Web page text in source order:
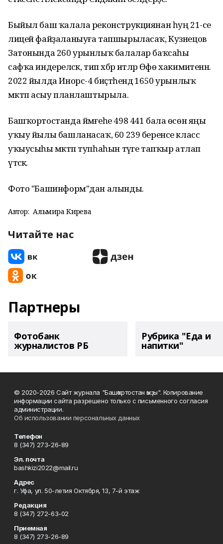
Быйыл баш ҡалала реконструкциянан һуң 21-се
лицей файҙаланыуға тапшырыласаҡ, Кузнецов
Затонында 260 урынлыҡ балалар баҡсаһы
сафҡа индереләсәк, тип хәбәр итәләр Өфө хакимиәтенән.
2022 йылда Инорс-4 биҫтәһендә 1650 урынлыҡ
мәктәп асыу планлаштырыла.
Башҡортостанда йәмғеһе 498 441 бала өсөн яңы
уҡыу йылы башланасаҡ, 60 239 беренсе класс
уҡыусыһы мәктәп тупһаһын тәүге тапҡыр атлап
үтәсәк.
Фото "Башинформ"дан алынды.
Автор: Альмира Кирәева
Читайте нас
Партнеры
Фотобанк
журналистов РБ
Рубрика "Еда и
напитки"
© 2020-2026 Сайт журнала "Башҡортостан ҡыҙы". Копирование
информации сайта разрешено только с письменного согласия
администрации.
Об использовании персональных данных
Телефон
8 (347) 273-26-89
Эл. почта
bashkizi2022@mail.ru
Адрес
г. Уфа, ул. 50-летия Октября, 13, 7-й этаж
Редакция
8 (347) 272-63-02
Приемная
8 (347) 273-26-89